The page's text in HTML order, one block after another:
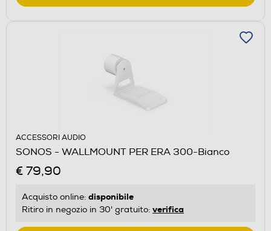
ACCESSORI AUDIO
SONOS - WALLMOUNT PER ERA 300-Bianco
€ 79,90
Acquisto online: disponibile
Ritiro in negozio in 30' gratuito: verifica